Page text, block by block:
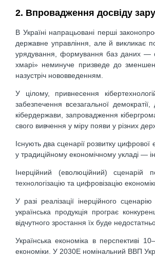
2. Впровадження досвіду
В Україні напрацьовані перші
державне управління, але й викликає
урядування, формування баз даних —
хмарі» неминуче призведе до
назустріч нововведенням.
У цілому, привнесення
забезпечення всезагальної
кібердержави, запровадження
свого вивчення у міру появи у різних
Існують два сценарії розвитку цифрової
у традиційному економічному укладі —
Інерційний (еволюційний) сценарій
технологізацію та цифровізацію
У разі реалізації інерційного
українська продукція програє
відчутного зростання їх буде
Українська економіка в перспективі
економіки. У 2030Е номінальний ВВП